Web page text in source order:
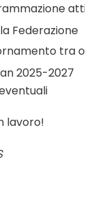
Federazione
tra
2025-2027
lavoro!